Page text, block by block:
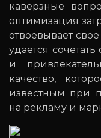
каверзные
оптимизация
отвоевывает
удается
и
качество,
известным при
на рекламу и